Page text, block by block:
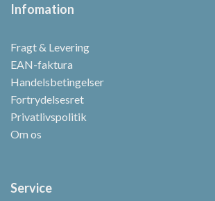
Infomation
Fragt & Levering
EAN-faktura
Handelsbetingelser
Fortrydelsesret
Privatlivspolitik
Om os
Service